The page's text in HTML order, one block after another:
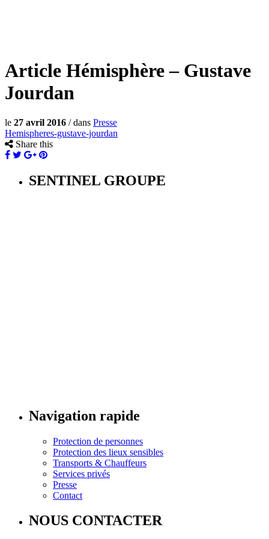
Article Hémisphère – Gustave
Jourdan
le 27 avril 2016 /dans Presse
Hemispheres-gustave-jourdan
Share this
SENTINEL GROUPE
Navigation rapide
Protection de personnes
Protection des lieux sensibles
Transports & Chauffeurs
Services privés
Presse
Contact
NOUS CONTACTER